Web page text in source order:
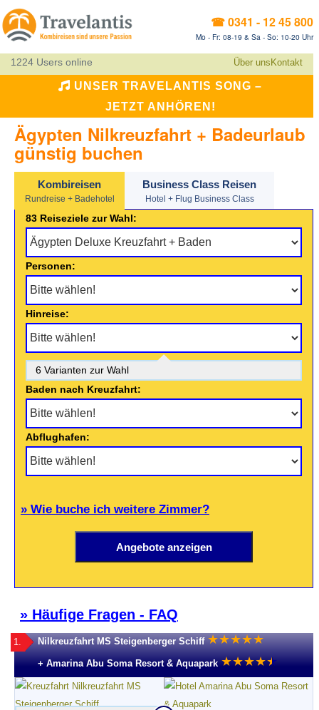
☎ 0341 - 12 45 800
Mo - Fr: 08-19 & Sa - So: 10-20 Uhr
1224 Users online Über uns Kontakt
UNSER TRAVELANTIS SONG –
JETZT ANHÖREN!
Ägypten Nilkreuzfahrt + Badeurlaub
günstig buchen
Kombireisen
Rundreise + Badehotel
Business Class Reisen
Hotel + Flug Business Class
83 Reiseziele zur Wahl:
Personen:
Hinreise:
6 Varianten zur Wahl
Baden nach Kreuzfahrt:
Abflughafen:
» Wie buche ich weitere Zimmer?
» Häufige Fragen - FAQ
1. Nilkreuzfahrt MS Steigenberger Schiff ★★★★★
+ Amarina Abu Soma Resort & Aquapark ★★★★★
★